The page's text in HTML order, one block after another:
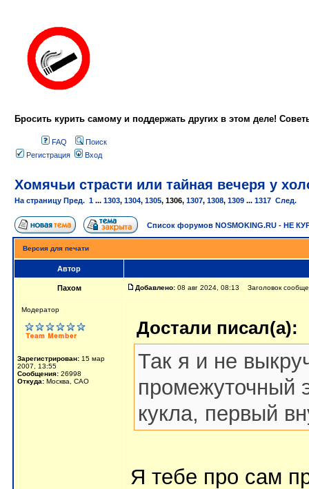
Бросить курить самому и поддержать других в этом деле!
FAQ
Поиск
Регистрация
Вход
Хомячьи страсти или тайная вечеря у
На страницу Пред. 1 ... 1303, 1304, 1305, 1306, 1307, 1308, 1309 ... 1317 След.
Список форумов NOSMOKING.RU - НЕ
Версия для печати
Автор
Пахом Добавлено: 08 авг 2024, 08:13 Заголовок
Мoдератор
Зарегистрирован: 15 мар
2007, 13:55
Сообщения: 26998
Откуда: Москва, САО
Достали писал(а):
Так я и не
промежуточный
кукла, первый
Я тебе про сам